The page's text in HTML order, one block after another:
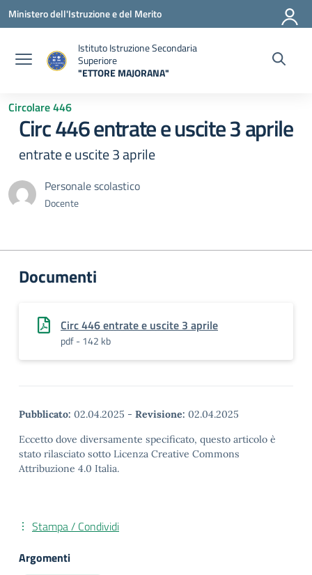
Vai ai contenuti
Vai al menu di navigazione
Vai al footer
Ministero dell'Istruzione e del Merito
Istituto Istruzione Secondaria
Superiore
"ETTORE MAJORANA"
Circolare 446
Circ 446 entrate e uscite 3 aprile
entrate e uscite 3 aprile
Personale scolastico
Docente
Documenti
Circ 446 entrate e uscite 3 aprile
pdf - 142 kb
Pubblicato: 02.04.2025 - Revisione: 02.04.2025
Eccetto dove diversamente specificato, questo articolo è
stato rilasciato sotto Licenza Creative Commons
Attribuzione 4.0 Italia.
Stampa / Condividi
Argomenti